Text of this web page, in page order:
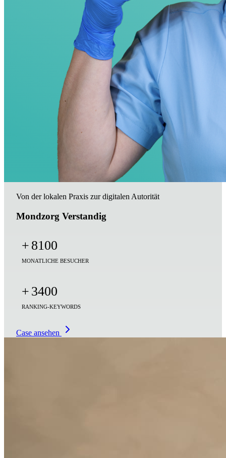
Von der lokalen Praxis zur digitalen Autorität
Mondzorg Verstandig
+ 8100
MONATLICHE BESUCHER
+ 3400
RANKING-KEYWORDS
Case ansehen